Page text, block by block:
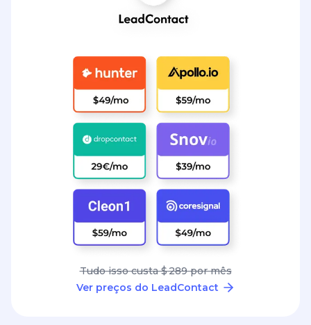
Tudo isso custa $ 289 por mês
Ver preços do LeadContact